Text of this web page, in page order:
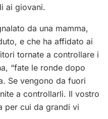
ai giovani.
da una mamma,
e che ha affidato ai
tornate a controllare i
“fate le ronde dopo
Se vengono da fuori
a controllarli. Il vostro
per cui da grandi vi